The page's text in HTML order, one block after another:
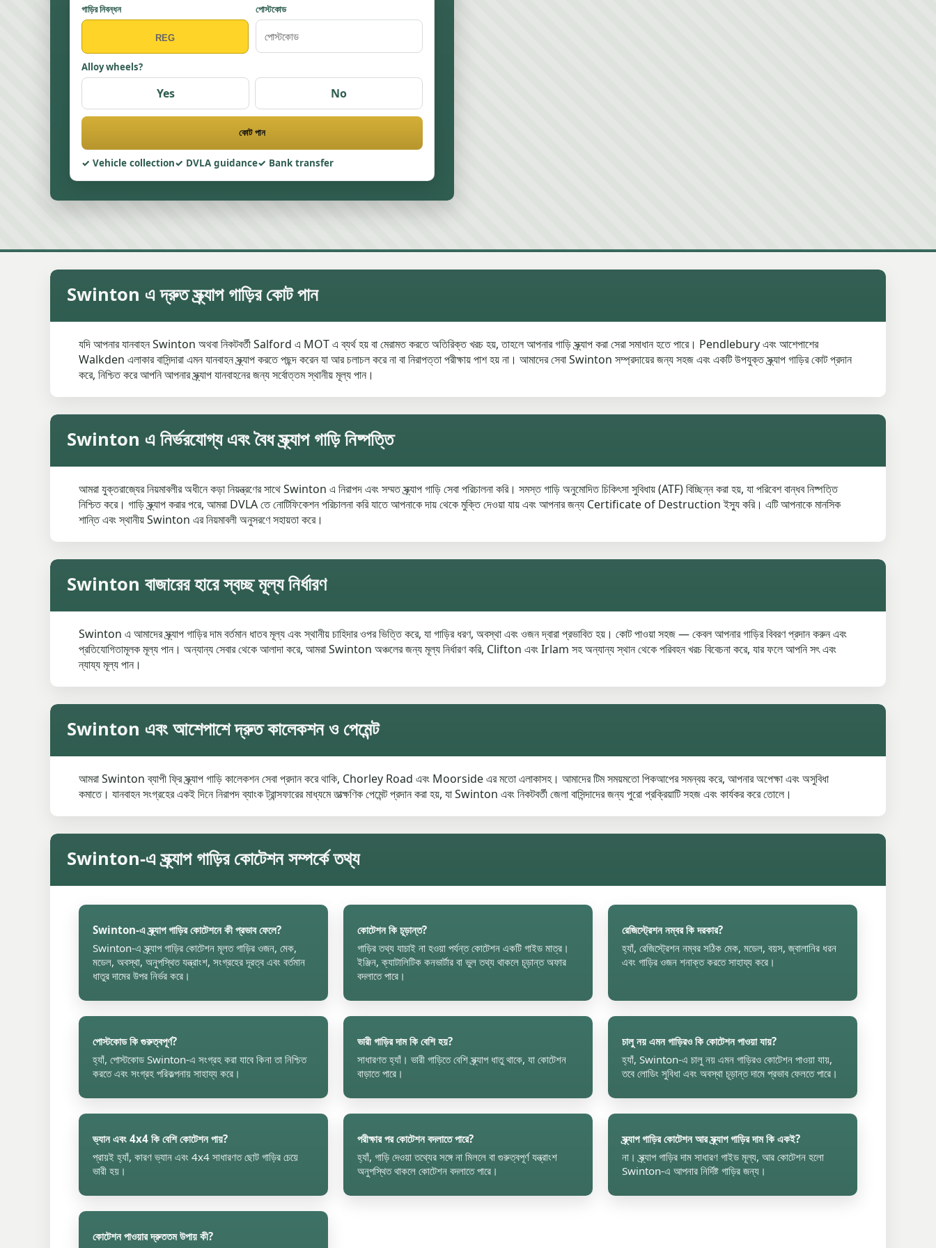
গাড়ির নিবন্ধন পোস্টকোড
Alloy wheels?
Yes No
কোট পান
Vehicle collection DVLA guidance Bank transfer
Swinton এ দ্রুত স্ক্র্যাপ গাড়ির কোট পান
যদি আপনার যানবাহন Swinton অথবা নিকটবর্তী Salford এ MOT এ ব্যর্থ হয় বা মেরামত করতে অতিরিক্ত খরচ হয়, তাহলে আপনার গাড়ি স্ক্র্যাপ করা সেরা সমাধান হতে পারে। Pendlebury এবং আশেপাশের
Walkden এলাকার বাসিন্দারা এমন যানবাহন স্ক্র্যাপ করতে পছন্দ করেন যা আর চলাচল করে না বা নিরাপত্তা পরীক্ষায় পাশ হয় না। আমাদের সেবা Swinton সম্প্রদায়ের জন্য সহজ এবং একটি উপযুক্ত স্ক্র্যাপ গাড়ির কোট প্রদান
করে, নিশ্চিত করে আপনি আপনার স্ক্র্যাপ যানবাহনের জন্য সর্বোত্তম স্থানীয় মূল্য পান।
Swinton এ নির্ভরযোগ্য এবং বৈধ স্ক্র্যাপ গাড়ি নিষ্পত্তি
আমরা যুক্তরাজ্যের নিয়মাবলীর অধীনে কড়া নিয়ন্ত্রণের সাথে Swinton এ নিরাপদ এবং সম্মত স্ক্র্যাপ গাড়ি সেবা পরিচালনা করি। সমস্ত গাড়ি অনুমোদিত চিকিৎসা সুবিধায় (ATF) বিচ্ছিন্ন করা হয়, যা পরিবেশ বান্ধব নিষ্পত্তি
নিশ্চিত করে। গাড়ি স্ক্র্যাপ করার পরে, আমরা DVLA তে নোটিফিকেশন পরিচালনা করি যাতে আপনাকে দায় থেকে মুক্তি দেওয়া যায় এবং আপনার জন্য Certificate of Destruction ইস্যু করি। এটি আপনাকে মানসিক
শান্তি এবং স্থানীয় Swinton এর নিয়মাবলী অনুসরণে সহায়তা করে।
Swinton বাজারের হারে স্বচ্ছ মূল্য নির্ধারণ
Swinton এ আমাদের স্ক্র্যাপ গাড়ির দাম বর্তমান ধাতব মূল্য এবং স্থানীয় চাহিদার ওপর ভিত্তি করে, যা গাড়ির ধরণ, অবস্থা এবং ওজন দ্বারা প্রভাবিত হয়। কোট পাওয়া সহজ — কেবল আপনার গাড়ির বিবরণ প্রদান করুন এবং
প্রতিযোগিতামূলক মূল্য পান। অন্যান্য সেবার থেকে আলাদা করে, আমরা Swinton অঞ্চলের জন্য মূল্য নির্ধারণ করি, Clifton এবং Irlam সহ অন্যান্য স্থান থেকে পরিবহন খরচ বিবেচনা করে, যার ফলে আপনি সৎ এবং
ন্যায্য মূল্য পান।
Swinton এবং আশেপাশে দ্রুত কালেকশন ও পেমেন্ট
আমরা Swinton ব্যাপী ফ্রি স্ক্র্যাপ গাড়ি কালেকশন সেবা প্রদান করে থাকি, Chorley Road এবং Moorside এর মতো এলাকাসহ। আমাদের টিম সময়মতো পিকআপের সমন্বয় করে, আপনার অপেক্ষা এবং অসুবিধা
কমাতে। যানবাহন সংগ্রহের একই দিনে নিরাপদ ব্যাংক ট্রান্সফারের মাধ্যমে তাত্ক্ষণিক পেমেন্ট প্রদান করা হয়, যা Swinton এবং নিকটবর্তী জেলা বাসিন্দাদের জন্য পুরো প্রক্রিয়াটি সহজ এবং কার্যকর করে তোলে।
Swinton-এ স্ক্র্যাপ গাড়ির কোটেশন সম্পর্কে তথ্য
Swinton-এ স্ক্র্যাপ গাড়ির কোটেশনে কী প্রভাব ফেলে?
Swinton-এ স্ক্র্যাপ গাড়ির কোটেশন মূলত গাড়ির ওজন, মেক,
মডেল, অবস্থা, অনুপস্থিত যন্ত্রাংশ, সংগ্রহের দূরত্ব এবং বর্তমান
ধাতুর দামের উপর নির্ভর করে।
কোটেশন কি চূড়ান্ত?
গাড়ির তথ্য যাচাই না হওয়া পর্যন্ত কোটেশন একটি গাইড মাত্র।
ইঞ্জিন, ক্যাটালিটিক কনভার্টার বা ভুল তথ্য থাকলে চূড়ান্ত অফার
বদলাতে পারে।
রেজিস্ট্রেশন নম্বর কি দরকার?
হ্যাঁ, রেজিস্ট্রেশন নম্বর সঠিক মেক, মডেল, বয়স, জ্বালানির ধরন
এবং গাড়ির ওজন শনাক্ত করতে সাহায্য করে।
পোস্টকোড কি গুরুত্বপূর্ণ?
হ্যাঁ, পোস্টকোড Swinton-এ সংগ্রহ করা যাবে কিনা তা নিশ্চিত
করতে এবং সংগ্রহ পরিকল্পনায় সাহায্য করে।
ভারী গাড়ির দাম কি বেশি হয়?
সাধারণত হ্যাঁ। ভারী গাড়িতে বেশি স্ক্র্যাপ ধাতু থাকে, যা কোটেশন
বাড়াতে পারে।
চালু নয় এমন গাড়িরও কি কোটেশন পাওয়া যায়?
হ্যাঁ, Swinton-এ চালু নয় এমন গাড়িরও কোটেশন পাওয়া যায়,
তবে লোডিং সুবিধা এবং অবস্থা চূড়ান্ত দামে প্রভাব ফেলতে পারে।
ভ্যান এবং 4x4 কি বেশি কোটেশন পায়?
প্রায়ই হ্যাঁ, কারণ ভ্যান এবং 4x4 সাধারণত ছোট গাড়ির চেয়ে
ভারী হয়।
পরীক্ষার পর কোটেশন বদলাতে পারে?
হ্যাঁ, গাড়ি দেওয়া তথ্যের সঙ্গে না মিললে বা গুরুত্বপূর্ণ যন্ত্রাংশ
অনুপস্থিত থাকলে কোটেশন বদলাতে পারে।
স্ক্র্যাপ গাড়ির কোটেশন আর স্ক্র্যাপ গাড়ির দাম কি একই?
না। স্ক্র্যাপ গাড়ির দাম সাধারণ গাইড মূল্য, আর কোটেশন হলো
Swinton-এ আপনার নির্দিষ্ট গাড়ির জন্য।
কোটেশন পাওয়ার দ্রুততম উপায় কী?